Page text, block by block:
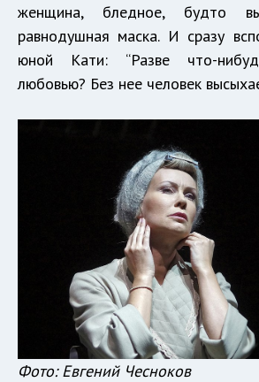
женщина, бледное, будто
равнодушная маска. И сразу
юной Кати: “Разве что-
любовью? Без нее человек
Фото: Евгений Чесноков